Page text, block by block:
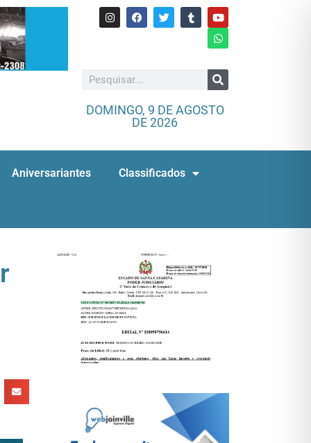
DOMINGO, 9 DE AGOSTO
DE 2026
Aniversariantes Classificados